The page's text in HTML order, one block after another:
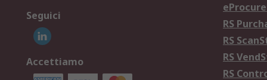
Seguici
Accettiamo
RS
RS
RS
RS